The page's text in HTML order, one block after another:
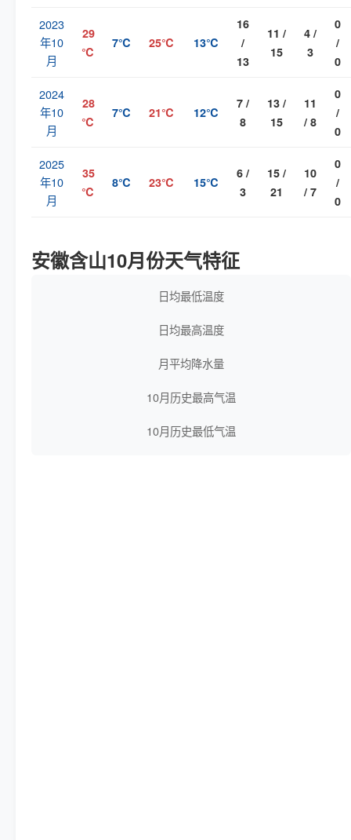
2023
年10
月
29
℃
7℃ 25℃ 13℃
16
/
13
11 /
15
4 /
3
0
/
0
2024
年10
月
28
℃
7℃ 21℃ 12℃
7 /
8
13 /
15
11
/ 8
0
/
0
2025
年10
月
35
℃
8℃ 23℃ 15℃
6 /
3
15 /
21
10
/ 7
0
/
0
安徽含山10月份天气特征
日均最低温度
日均最高温度
月平均降水量
10月历史最高气温
10月历史最低气温